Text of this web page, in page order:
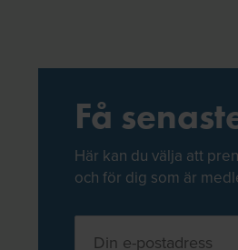
Få
Här kan du välja att
och för dig som är